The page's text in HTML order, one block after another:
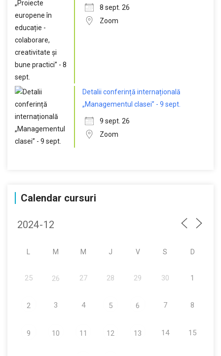
8 sept. 26
Zoom
Detalii conferință internațională
„Managementul clasei” - 9 sept.
9 sept. 26
Zoom
Calendar cursuri
M M J V S D
25 26 27 28 29 30 1
2 3 4 5 6 7 8
9 10 11 12 13 14 15